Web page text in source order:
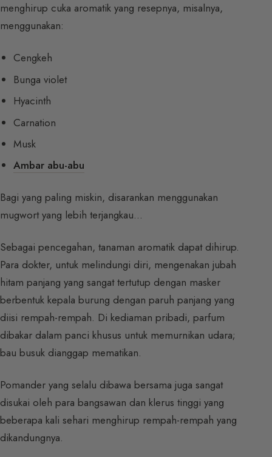
menghirup cuka aromatik yang resepnya, misalnya,
menggunakan:
Cengkeh
Bunga violet
Hyacinth
Carnation
Musk
Ambar abu-abu
Bagi yang paling miskin, disarankan menggunakan
mugwort yang lebih terjangkau…
Sebagai pencegahan, tanaman aromatik dapat dihirup.
Para dokter, untuk melindungi diri, mengenakan jubah
hitam panjang yang sangat tertutup dengan masker
berbentuk kepala burung dengan paruh panjang yang
diisi rempah-rempah. Di kediaman pribadi, parfum
dibakar dalam panci khusus untuk memurnikan udara;
bau busuk dianggap mematikan.
Pomander yang selalu dibawa bersama juga sangat
disukai oleh para bangsawan dan klerus tinggi yang
beberapa kali sehari menghirup rempah-rempah yang
dikandungnya.